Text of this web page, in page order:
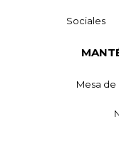
Sociales
Mesa